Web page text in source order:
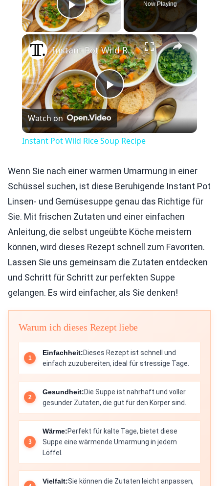
Play Video
Now Playing
×
Play
Video
Instant Pot Wild Rice Soup Recipe
Watch on
Instant Pot Wild Rice Soup Recipe
Wenn Sie nach einer warmen Umarmung in einer
Schüssel suchen, ist diese Beruhigende Instant Pot
Linsen- und Gemüsesuppe genau das Richtige für
Sie. Mit frischen Zutaten und einer einfachen
Anleitung, die selbst ungeübte Köche meistern
können, wird dieses Rezept schnell zum Favoriten.
Lassen Sie uns gemeinsam die Zutaten entdecken
und Schritt für Schritt zur perfekten Suppe
gelangen. Es wird einfacher, als Sie denken!
Warum ich dieses Rezept liebe
Einfachheit:Dieses Rezept ist schnell und
einfach zuzubereiten, ideal für stressige Tage.
Gesundheit:Die Suppe ist nahrhaft und voller
gesunder Zutaten, die gut für den Körper sind.
Wärme:Perfekt für kalte Tage, bietet diese
Suppe eine wärmende Umarmung in jedem
Löffel.
Vielfalt:Sie können die Zutaten leicht anpassen,